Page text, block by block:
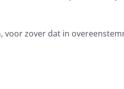
voor zover dat in